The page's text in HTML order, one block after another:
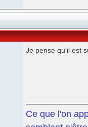
Je pense qu'il est
Ce que l'on